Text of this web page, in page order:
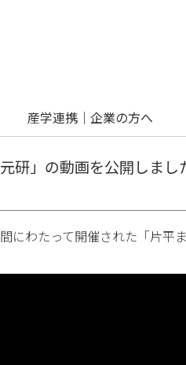
産学連携｜企業の方へ
研」の動画を公開しまし
にわたって開催された「片平